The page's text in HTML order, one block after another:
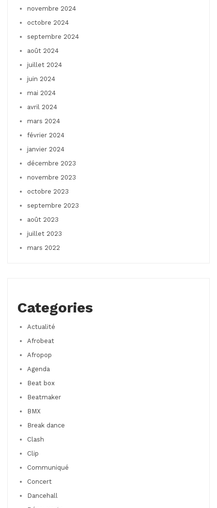
novembre 2024
octobre 2024
septembre 2024
août 2024
juillet 2024
juin 2024
mai 2024
avril 2024
mars 2024
février 2024
janvier 2024
décembre 2023
novembre 2023
octobre 2023
septembre 2023
août 2023
juillet 2023
mars 2022
Categories
Actualité
Afrobeat
Afropop
Agenda
Beat box
Beatmaker
BMX
Break dance
Clash
Clip
Communiqué
Concert
Dancehall